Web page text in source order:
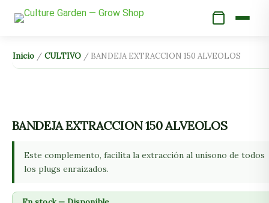
Inicio / CULTIVO / BANDEJA EXTRACCION 150 ALVEOLOS
BANDEJA EXTRACCION 150 ALVEOLOS
Este complemento, facilita la extracción al unísono de todos
los plugs enraizados.
BANDEJA
EXTRACCION